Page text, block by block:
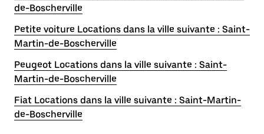
de-Boscherville
Petite voiture Locations dans la ville suivante : Saint-
Martin-de-Boscherville
Peugeot Locations dans la ville suivante : Saint-
Martin-de-Boscherville
Fiat Locations dans la ville suivante : Saint-Martin-
de-Boscherville